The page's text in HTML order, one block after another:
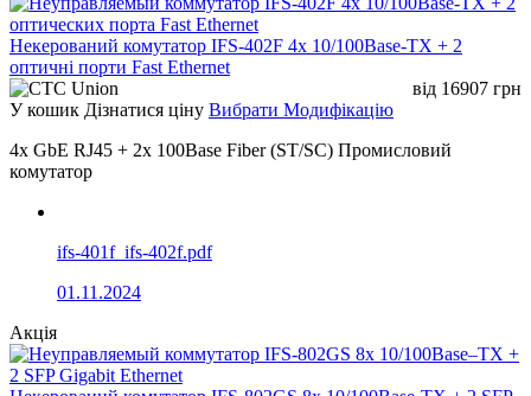
Некерований комутатор IFS-402F 4x 10/100Base-TX + 2
оптичні порти Fast Ethernet
від 16907 грн
У кошик Дізнатися ціну Вибрати Модифікацію
4x GbE RJ45 + 2x 100Base Fiber (ST/SC) Промисловий
комутатор
ifs-401f_ifs-402f.pdf
01.11.2024
Акція